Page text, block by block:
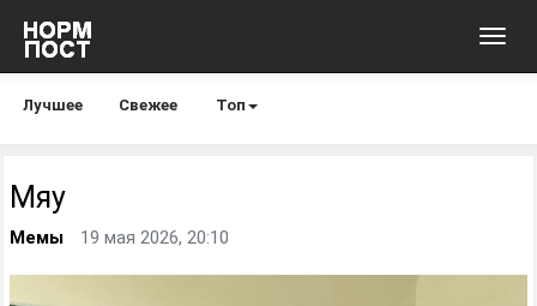
Лучшее Свежее Топ
Мяу
Мемы 19 мая 2026, 20:10